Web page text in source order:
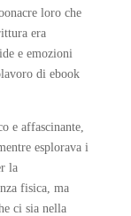
loro che
era
e emozioni
di ebook
e affascinante,
esplorava i
la
fisica, ma
ci sia nella